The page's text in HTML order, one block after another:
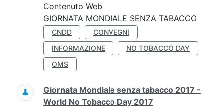
Contenuto Web
GIORNATA MONDIALE SENZA TABACCO
CNDD
CONVEGNI
INFORMAZIONE
NO TOBACCO DAY
OMS
Giornata Mondiale senza tabacco 2017 -
World No Tobacco Day 2017